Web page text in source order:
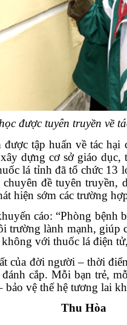
được tuyên truyền về
được tập huấn về tác
dựng cơ sở giáo
lá tỉnh đã tổ chức 13
đề tuyên
hiện sớm các trường
cáo: “Phòng bệnh
trường lành mạnh, giúp
với thuốc lá điện
của đời người – thời
cắp. Mỗi bạn trẻ,
vệ thế hệ tương lai
Hòa